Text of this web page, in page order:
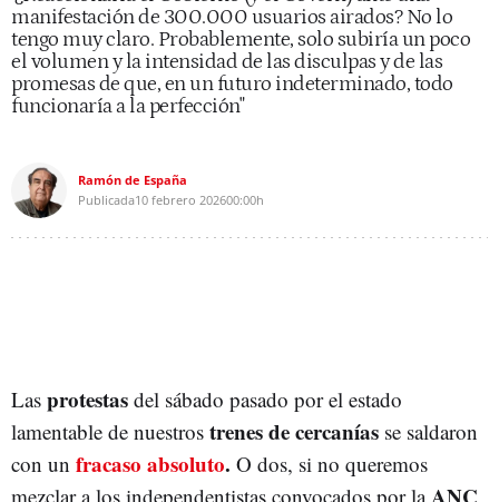
manifestación de 300.000 usuarios airados? No lo
tengo muy claro. Probablemente, solo subiría un poco
el volumen y la intensidad de las disculpas y de las
promesas de que, en un futuro indeterminado, todo
funcionaría a la perfección"
Ramón de España
Publicada10 febrero 202600:00h
Las protestas del sábado pasado por el estado
lamentable de nuestros trenes de cercanías se saldaron
con un fracaso absoluto. O dos, si no queremos
mezclar a los independentistas convocados por laANC